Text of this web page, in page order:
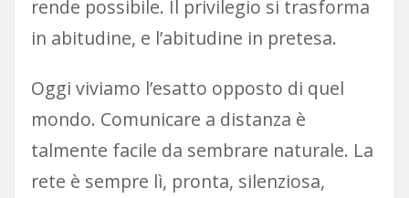
rende possibile. Il privilegio si trasforma
in abitudine, e l’abitudine in pretesa.
Oggi viviamo l’esatto opposto di quel
mondo. Comunicare a distanza è
talmente facile da sembrare naturale. La
rete è sempre lì, pronta, silenziosa,